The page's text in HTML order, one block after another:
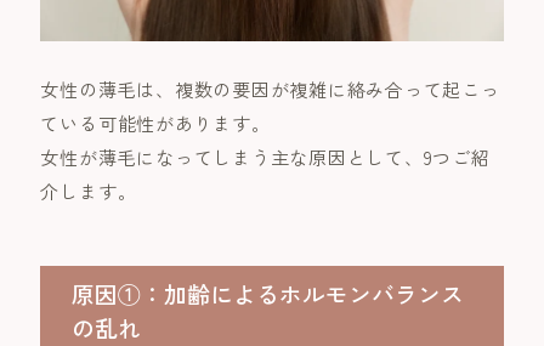
女性の薄毛は、複数の要因が複雑に絡み合って起こっ
ている可能性があります。
女性が薄毛になってしまう主な原因として、9つご紹
介します。
原因①：加齢によるホルモンバランス
の乱れ